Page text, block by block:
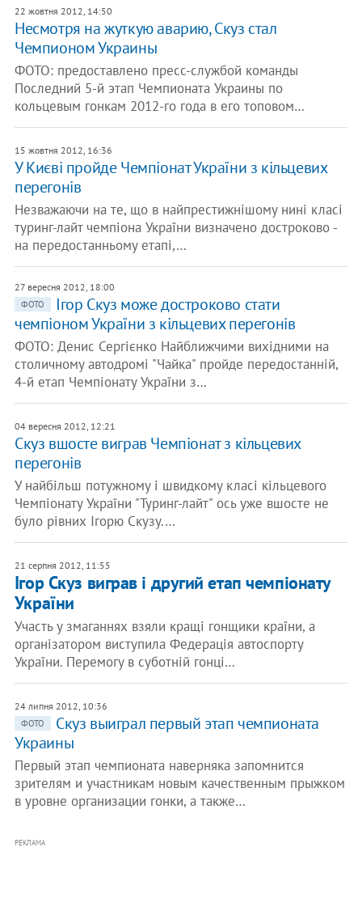
22 жовтня 2012, 14:50
Несмотря на жуткую аварию, Скуз стал
Чемпионом Украины
ФОТО: предоставлено пресс-службой команды
Последний 5-й этап Чемпионата Украины по
кольцевым гонкам 2012-го года в его топовом…
15 жовтня 2012, 16:36
У Києві пройде Чемпіонат України з кільцевих
перегонів
Незважаючи на те, що в найпрестижнішому нині класі
туринг-лайт чемпіона України визначено достроково -
на передостанньому етапі,…
27 вересня 2012, 18:00
ФОТО
Ігор Скуз може достроково стати
чемпіоном України з кільцевих перегонів
ФОТО: Денис Сергієнко Найближчими вихідними на
столичному автодромі "Чайка" пройде передостанній,
4-й етап Чемпіонату України з…
04 вересня 2012, 12:21
Скуз вшосте виграв Чемпіонат з кільцевих
перегонів
У найбільш потужному і швидкому класі кільцевого
Чемпіонату України "Туринг-лайт" ось уже вшосте не
було рівних Ігорю Скузу.…
21 серпня 2012, 11:55
Ігор Скуз виграв і другий етап чемпіонату
України
Участь у змаганнях взяли кращі гонщики країни, а
організатором виступила Федерація автоспорту
України. Перемогу в суботній гонці…
24 липня 2012, 10:36
ФОТО
Скуз выиграл первый этап чемпионата
Украины
Первый этап чемпионата наверняка запомнится
зрителям и участникам новым качественным прыжком
в уровне организации гонки, а также…
РЕКЛАМА